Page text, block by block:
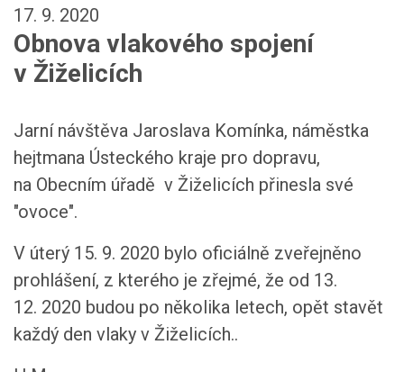
17. 9. 2020
Obnova vlakového spojení
v Žiželicích
Jarní návštěva Jaroslava Komínka, náměstka
hejtmana Ústeckého kraje pro dopravu,
na Obecním úřadě v Žiželicích přinesla své
"ovoce".
V úterý 15. 9. 2020 bylo oficiálně zveřejněno
prohlášení, z kterého je zřejmé, že od 13.
12. 2020 budou po několika letech, opět stavět
každý den vlaky v Žiželicích..